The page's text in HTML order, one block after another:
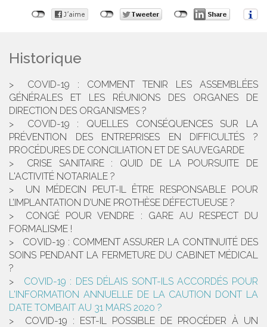
Historique
COVID-19 : COMMENT TENIR LES ASSEMBLÉES
GÉNÉRALES ET LES RÉUNIONS DES ORGANES DE
DIRECTION DES ORGANISMES ?
COVID-19 : QUELLES CONSÉQUENCES SUR LA
PRÉVENTION DES ENTREPRISES EN DIFFICULTÉS ?
PROCÉDURES DE CONCILIATION ET DE SAUVEGARDE
CRISE SANITAIRE : QUID DE LA POURSUITE DE
L'ACTIVITÉ NOTARIALE ?
UN MÉDECIN PEUT-IL ÊTRE RESPONSABLE POUR
L’IMPLANTATION D’UNE PROTHÈSE DÉFECTUEUSE ?
CONGÉ POUR VENDRE : GARE AU RESPECT DU
FORMALISME !
COVID-19 : COMMENT ASSURER LA CONTINUITÉ DES
SOINS PENDANT LA FERMETURE DU CABINET MÉDICAL
?
COVID-19 : DES DÉLAIS SONT-ILS ACCORDÉS POUR
L'INFORMATION ANNUELLE DE LA CAUTION DONT LA
DATE TOMBAIT AU 31 MARS 2020 ?
COVID-19 : EST-IL POSSIBLE DE PROCÉDER À UN